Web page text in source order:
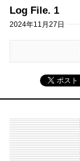
Log File. 1
2024年11月27日
ポスト